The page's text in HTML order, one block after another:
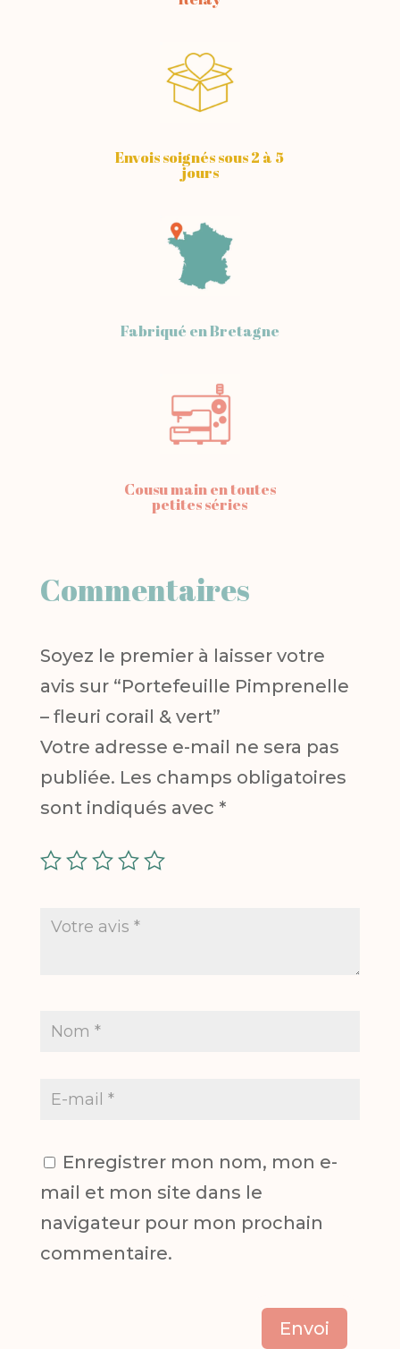
Envois soignés sous 2 à 5
jours
Fabriqué en Bretagne
Cousu main en toutes
petites séries
Commentaires
Soyez le premier à laisser votre
avis sur “Portefeuille Pimprenelle
– fleuri corail & vert”
Votre adresse e-mail ne sera pas
publiée. Les champs obligatoires
sont indiqués avec *
Enregistrer mon nom, mon e-
mail et mon site dans le
navigateur pour mon prochain
commentaire.
Envoi